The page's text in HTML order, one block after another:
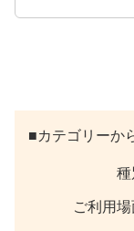
■カテゴリーか
種
ご利用場